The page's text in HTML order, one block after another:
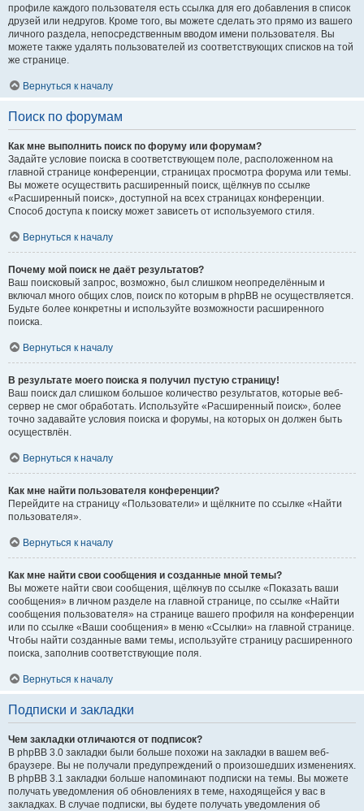
профиле каждого пользователя есть ссылка для его добавления в список
друзей или недругов. Кроме того, вы можете сделать это прямо из вашего
личного раздела, непосредственным вводом имени пользователя. Вы
можете также удалять пользователей из соответствующих списков на той
же странице.
Вернуться к началу
Поиск по форумам
Как мне выполнить поиск по форуму или форумам?
Задайте условие поиска в соответствующем поле, расположенном на
главной странице конференции, страницах просмотра форума или темы.
Вы можете осуществить расширенный поиск, щёлкнув по ссылке
«Расширенный поиск», доступной на всех страницах конференции.
Способ доступа к поиску может зависеть от используемого стиля.
Вернуться к началу
Почему мой поиск не даёт результатов?
Ваш поисковый запрос, возможно, был слишком неопределённым и
включал много общих слов, поиск по которым в phpBB не осуществляется.
Будьте более конкретны и используйте возможности расширенного
поиска.
Вернуться к началу
В результате моего поиска я получил пустую страницу!
Ваш поиск дал слишком большое количество результатов, которые веб-
сервер не смог обработать. Используйте «Расширенный поиск», более
точно задавайте условия поиска и форумы, на которых он должен быть
осуществлён.
Вернуться к началу
Как мне найти пользователя конференции?
Перейдите на страницу «Пользователи» и щёлкните по ссылке «Найти
пользователя».
Вернуться к началу
Как мне найти свои сообщения и созданные мной темы?
Вы можете найти свои сообщения, щёлкнув по ссылке «Показать ваши
сообщения» в личном разделе на главной странице, по ссылке «Найти
сообщения пользователя» на странице вашего профиля на конференции
или по ссылке «Ваши сообщения» в меню «Ссылки» на главной странице.
Чтобы найти созданные вами темы, используйте страницу расширенного
поиска, заполнив соответствующие поля.
Вернуться к началу
Подписки и закладки
Чем закладки отличаются от подписок?
В phpBB 3.0 закладки были больше похожи на закладки в вашем веб-
браузере. Вы не получали предупреждений о произошедших изменениях.
В phpBB 3.1 закладки больше напоминают подписки на темы. Вы можете
получать уведомления об обновлениях в теме, находящейся у вас в
закладках. В случае подписки, вы будете получать уведомления об